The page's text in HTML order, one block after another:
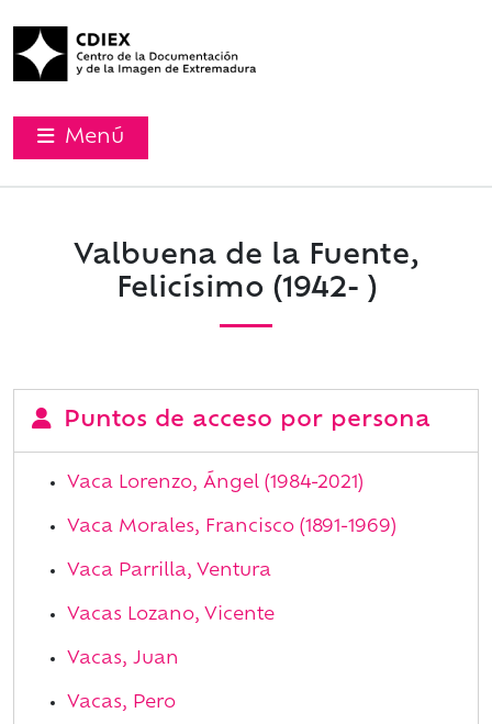
Menú
Valbuena de la Fuente,
Felicísimo (1942- )
Puntos de acceso por persona
Vaca Lorenzo, Ángel (1984-2021)
Vaca Morales, Francisco (1891-1969)
Vaca Parrilla, Ventura
Vacas Lozano, Vicente
Vacas, Juan
Vacas, Pero